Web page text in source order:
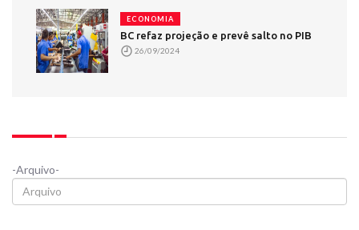
ECONOMIA
BC refaz projeção e prevê salto no PIB
26/09/2024
-Arquivo-